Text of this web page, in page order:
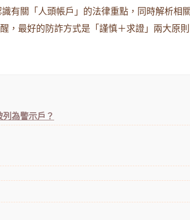
有關「人頭帳戶」的法律重點，同時解析相
，最好的防詐方式是「謹慎＋求證」兩大原
為警示戶？